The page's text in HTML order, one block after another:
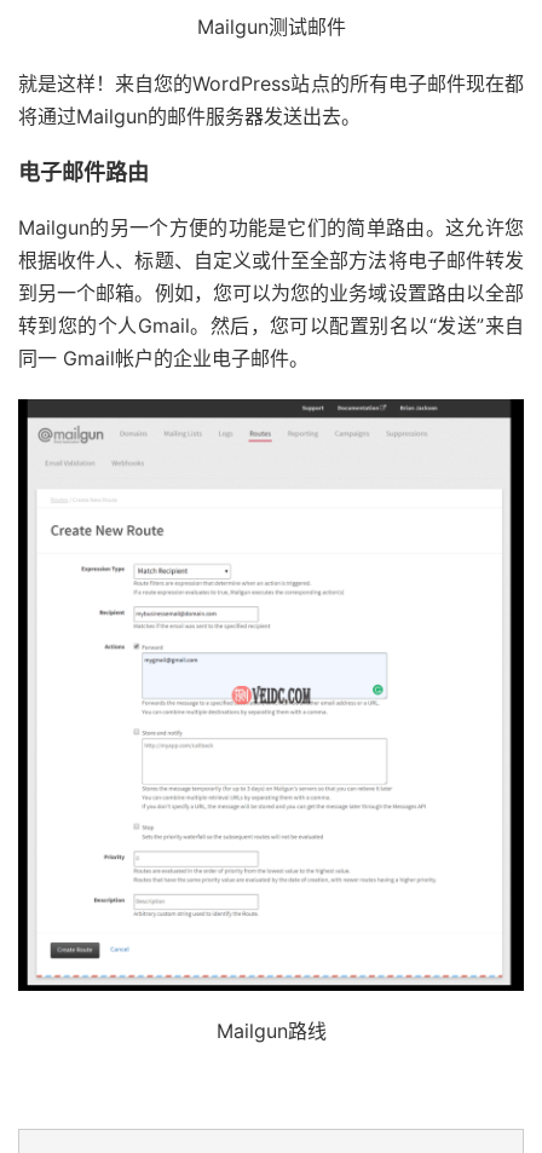
Mailgun测试邮件
就是这样！来自您的WordPress站点的所有电子邮件现在都
将通过Mailgun的邮件服务器发送出去。
电子邮件路由
Mailgun的另一个方便的功能是它们的简单路由。这允许您
根据收件人、标题、自定义或什至全部方法将电子邮件转发
到另一个邮箱。例如，您可以为您的业务域设置路由以全部
转到您的个人Gmail。然后，您可以配置别名以“发送”来自
同一 Gmail帐户的企业电子邮件。
Mailgun路线